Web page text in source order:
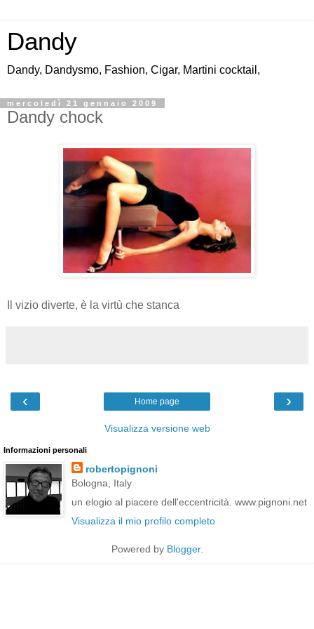
Dandy
Dandy, Dandysmo, Fashion, Cigar, Martini cocktail,
mercoledì 21 gennaio 2009
Dandy chock
Il vizio diverte, è la virtù che stanca
‹ ›
Home page
Visualizza versione web
Informazioni personali
robertopignoni
Bologna, Italy
un elogio al piacere dell'eccentricità. www.pignoni.net
Visualizza il mio profilo completo
Powered by Blogger.